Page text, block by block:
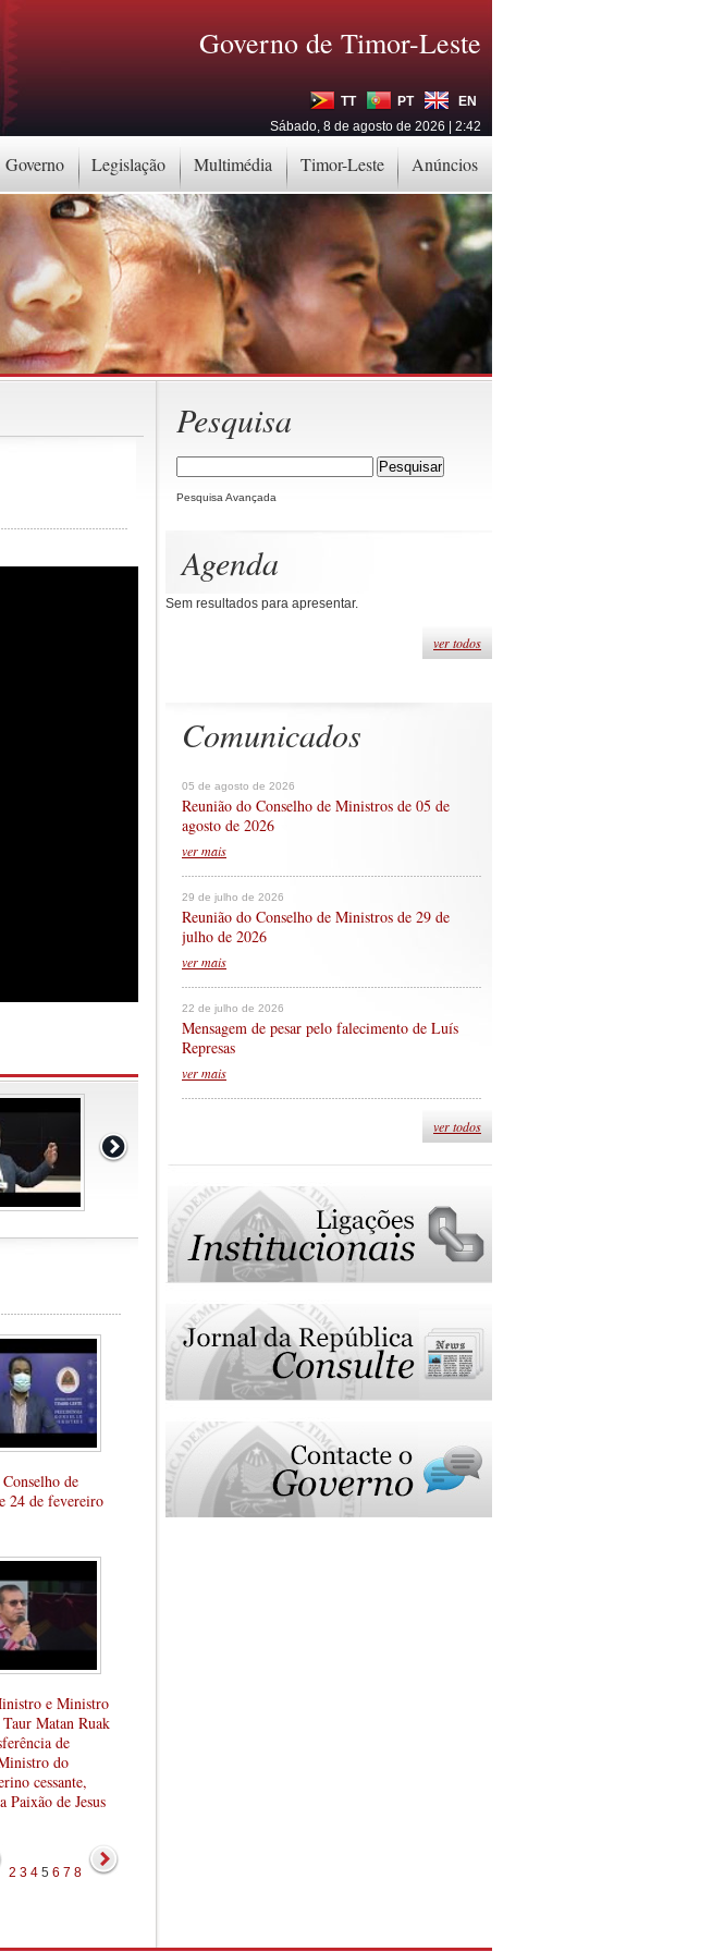
Governo Legislação Multimédia Timor-Leste Anúncios
Governo de Timor-Leste
TT PT
EN
Sábado, 8 de agosto de 2026 | 2:42
Pesquisa
Pesquisa Avançada
Agenda
Sem resultados para apresentar.
ver todos
Comunicados
05 de agosto de 2026
Reunião do Conselho de Ministros de 05 de
agosto de 2026
ver mais
29 de julho de 2026
Reunião do Conselho de Ministros de 29 de
julho de 2026
ver mais
22 de julho de 2026
Mensagem de pesar pelo falecimento de Luís
Represas
ver mais
ver todos
de
24 de fevereiro
e Ministro
Matan Ruak
de
do
cessante,
Paixão de Jesus
2 3 4 5 6 7 8